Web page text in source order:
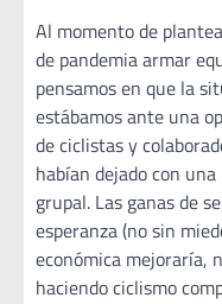
Al momento de
de pandemia armar
pensamos en que la
estábamos ante una
de ciclistas y
habían dejado con
grupal. Las ganas de
esperanza (no sin
económica mejoraría,
haciendo ciclismo